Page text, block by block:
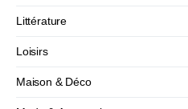
Littérature
Loisirs
Maison & Déco